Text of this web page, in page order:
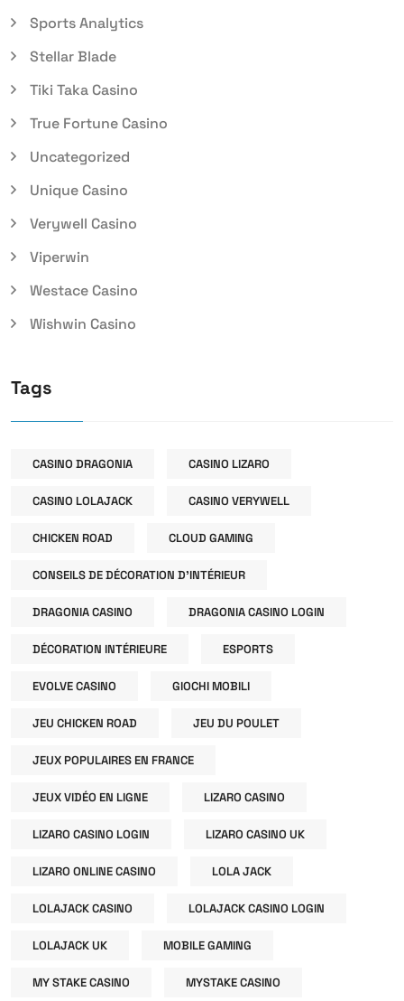
Sports Analytics
Stellar Blade
Tiki Taka Casino
True Fortune Casino
Uncategorized
Unique Casino
Verywell Casino
Viperwin
Westace Casino
Wishwin Casino
Tags
CASINO DRAGONIA CASINO LIZARO
CASINO LOLAJACK CASINO VERYWELL
CHICKEN ROAD CLOUD GAMING
CONSEILS DE DÉCORATION D'INTÉRIEUR
DRAGONIA CASINO DRAGONIA CASINO LOGIN
DÉCORATION INTÉRIEURE ESPORTS
EVOLVE CASINO GIOCHI MOBILI
JEU CHICKEN ROAD JEU DU POULET
JEUX POPULAIRES EN FRANCE
JEUX VIDÉO EN LIGNE LIZARO CASINO
LIZARO CASINO LOGIN LIZARO CASINO UK
LIZARO ONLINE CASINO LOLA JACK
LOLAJACK CASINO LOLAJACK CASINO LOGIN
LOLAJACK UK MOBILE GAMING
MY STAKE CASINO MYSTAKE CASINO